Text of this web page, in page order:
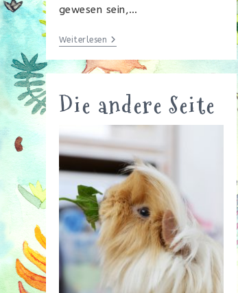
gewesen sein,…
Weiterlesen Flauschkugel
Mit
Allmachtsphantasien
Die andere Seite